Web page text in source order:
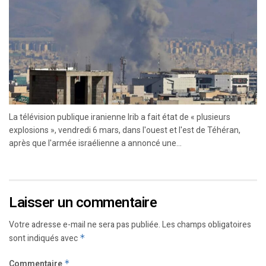
La télévision publique iranienne Irib a fait état de « plusieurs
explosions », vendredi 6 mars, dans l'ouest et l'est de Téhéran,
après que l'armée israélienne a annoncé une...
Laisser un commentaire
Votre adresse e-mail ne sera pas publiée.Les champs obligatoires
sont indiqués avec *
*